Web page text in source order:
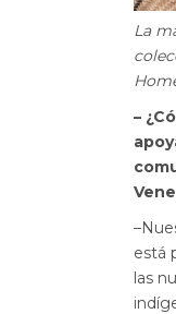
La
–
está
las